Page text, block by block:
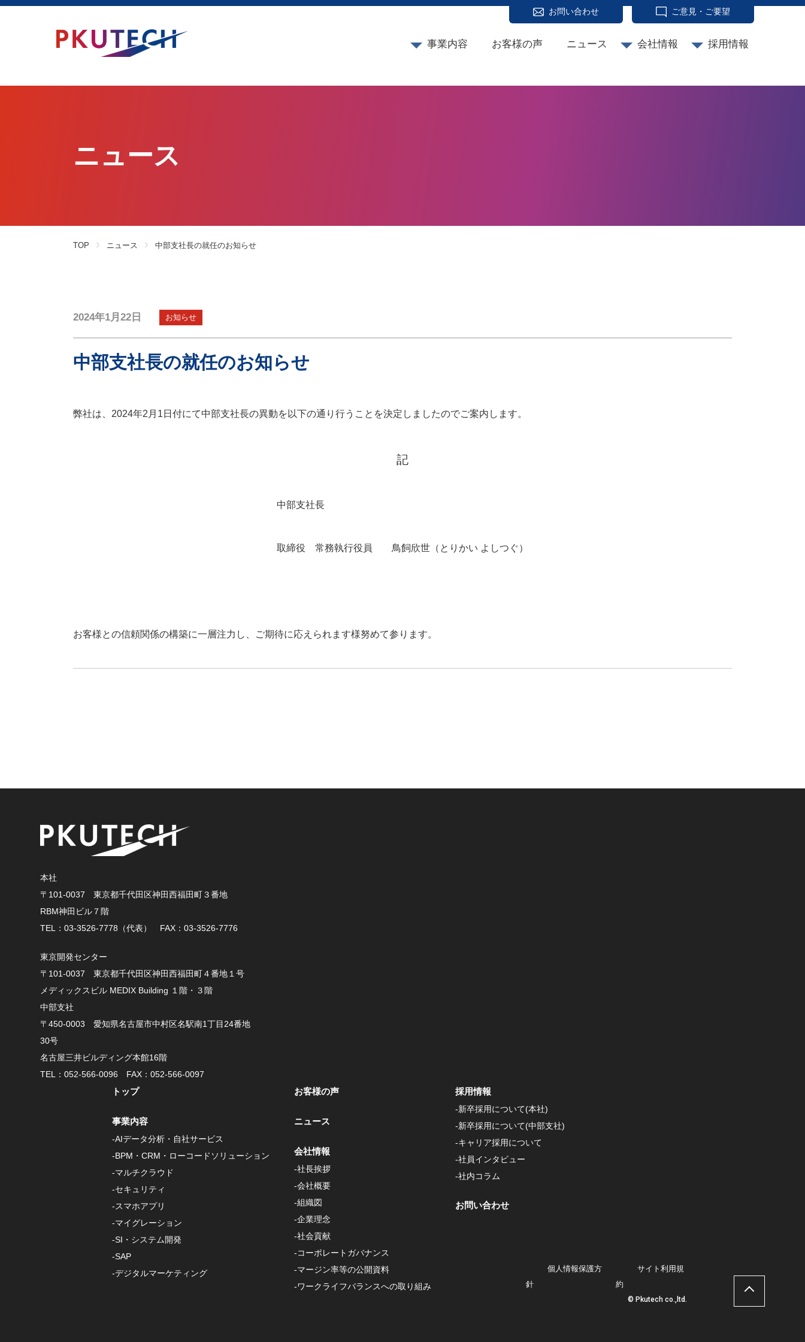
お問い合わせ ご意見・ご要望
事業内容 お客様の声 ニュース 会社情報 採用情報
ニュース
TOP ニュース 中部支社長の就任のお知らせ
2024年1月22日 お知らせ
中部支社長の就任のお知らせ
弊社は、2024年2月1日付にて中部支社長の異動を以下の通り行うことを決定しましたのでご案内します。
記
中部支社長
取締役 常務執行役員 鳥飼欣世（とりかい よしつぐ）
お客様との信頼関係の構築に一層注力し、ご期待に応えられます様努めて参ります。
本社
〒101-0037東京都千代田区神田西福田町３番地
RBM神田ビル７階
TEL：03-3526-7778（代表） FAX：03-3526-7776
東京開発センター
〒101-0037東京都千代田区神田西福田町４番地１号
メディックスビル MEDIX Building １階・３階
中部支社
〒450-0003 愛知県名古屋市中村区名駅南1丁目24番地
30号
名古屋三井ビルディング本館16階
TEL：052-566-0096 FAX：052-566-0097
トップ
事業内容
-AIデータ分析・自社サービス
-BPM・CRM・ローコードソリューション
-マルチクラウド
-セキュリティ
-スマホアプリ
-マイグレーション
-SI・システム開発
-SAP
-デジタルマーケティング
お客様の声
ニュース
会社情報
-社長挨拶
-会社概要
-組織図
-企業理念
-社会貢献
-コーポレートガバナンス
-マージン率等の公開資料
-ワークライフバランスへの取り組み
採用情報
-新卒採用について(本社)
-新卒採用について(中部支社)
-キャリア採用について
-社員インタビュー
-社内コラム
お問い合わせ
個人情報保護方
針
サイト利用規
約
© Pkutech co.,ltd.